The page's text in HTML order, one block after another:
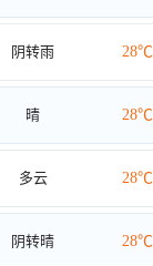
阴转雨 28℃
晴 28℃
多云 28℃
阴转晴 28℃